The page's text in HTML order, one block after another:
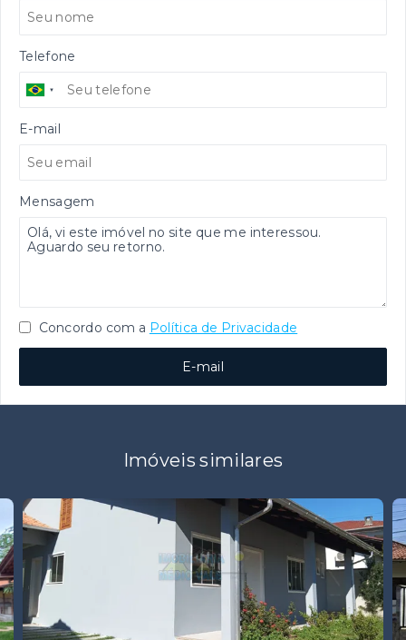
Telefone
E-mail
Mensagem
Concordo com a Política de Privacidade
E-mail
Imóveis similares